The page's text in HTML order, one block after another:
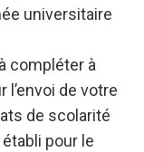
universitaire
compléter à
de votre
de scolarité
pour le